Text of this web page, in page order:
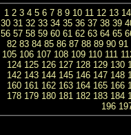
1 2 3 4 5 6 7 8 9 10 11 12 13 14
30 31 32 33 34 35 36 37 38 39
56 57 58 59 60 61 62 63 64 65
82 83 84 85 86 87 88 89 90 91
105 106 107 108 109 110 111
124 125 126 127 128 129 130
142 143 144 145 146 147 148
160 161 162 163 164 165 166
178 179 180 181 182 183 184
196